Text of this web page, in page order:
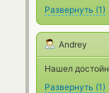
Развернуть (1)
Andrey
Нашел
Развернуть (1)